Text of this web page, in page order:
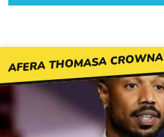
AFERA THOMASA CROWNA